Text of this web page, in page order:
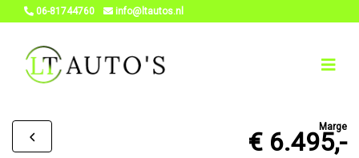
06-81744760 info@ltautos.nl
Marge
€ 6.495,-